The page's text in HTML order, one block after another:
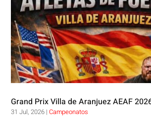
Grand Prix Villa de Aranjuez AEAF
31 Jul, 2026 |Campeonatos